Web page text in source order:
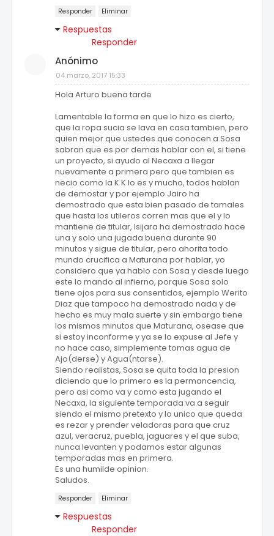
Responder Eliminar
Respuestas
Responder
Anónimo
04 marzo, 2017 15:33
Hola Arturo buena tarde
Lamentable la forma en que lo hizo es cierto,
que la ropa sucia se lava en casa tambien, pero
quien mejor que ustedes que conocen a Sosa
sabran que es por demas hablar con el, si tiene
un proyecto, si ayudo al Necaxa a llegar
nuevamente a primera pero que tambien es
necio como la K K lo es y mucho, todos hablan
de demostar y por ejemplo Jairo ha
demostrado que esta bien pasado de tamales
que hasta los utileros corren mas que el y lo
mantiene de titular, Isijara ha demostrado hace
una y solo una jugada buena durante 90
minutos y sigue de titular, pero ahorita todo
mundo crucifica a Maturana por hablar, yo
considero que ya hablo con Sosa y desde luego
este lo mando al infierno, porque Sosa solo
tiene ojos para sus consentidos, ejemplo Werito
Diaz que tampoco ha demostrado nada y de
hecho es muy mala suerte y sin embargo tiene
los mismos minutos que Maturana, osease que
si estoy inconforme y ya se lo expuse al Jefe y
no hace caso, simplemente tomas agua de
Ajo(derse) y Agua(ntarse).
Siendo realistas, Sosa se quita toda la presion
diciendo que lo primero es la permancencia,
pero asi como va y como esta jugando el
Necaxa, la siguiente temporada va a seguir
siendo el mismo pretexto y lo unico que queda
es rezar y prender veladoras para que cruz
azul, veracruz, puebla, jaguares y el que suba,
nunca levanten y podamos estar algunas
temporadas mas en primera.
Es una humilde opinion.
Saludos.
Responder Eliminar
Respuestas
Responder